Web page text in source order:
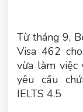
Từ tháng 9,
Visa 462
vừa làm việc
yêu cầu
IELTS 4.5